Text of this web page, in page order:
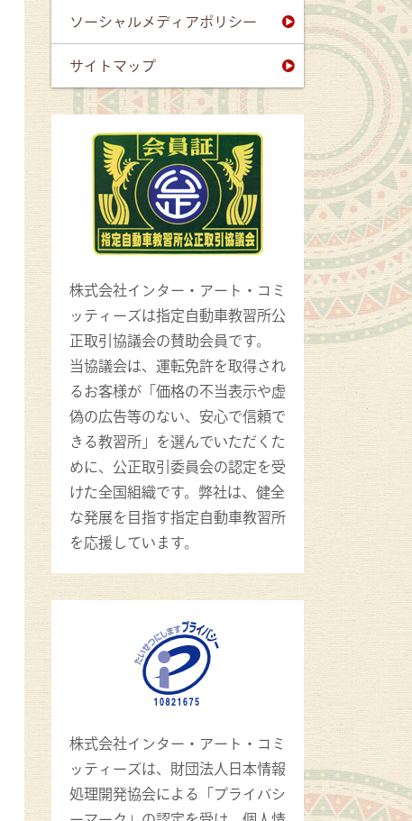
ソーシャルメディアポリシー
サイトマップ
株式会社インター・アート・コミ
ッティーズは指定自動車教習所公
正取引協議会の賛助会員です。
当協議会は、運転免許を取得され
るお客様が「価格の不当表示や虚
偽の広告等のない、安心で信頼で
きる教習所」を選んでいただくた
めに、公正取引委員会の認定を受
けた全国組織です。弊社は、健全
な発展を目指す指定自動車教習所
を応援しています。
株式会社インター・アート・コミ
ッティーズは、財団法人日本情報
処理開発協会による「プライバシ